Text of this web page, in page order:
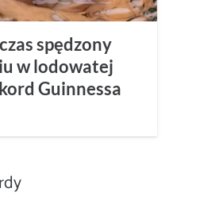
spędzony
w lodowatej
Guinnessa